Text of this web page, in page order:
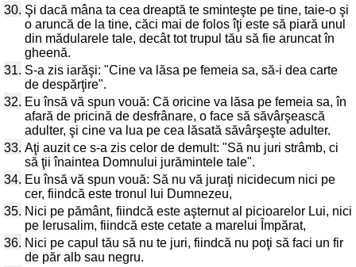
30. Şi dacă mâna ta cea dreaptă te sminteşte pe tine, taie-o şi
o aruncă de la tine, căci mai de folos îţi este să piară unul
din mădularele tale, decât tot trupul tău să fie aruncat în
gheenă.
31. S-a zis iarăşi: "Cine va lăsa pe femeia sa, să-i dea carte
de despărţire".
32. Eu însă vă spun vouă: Că oricine va lăsa pe femeia sa, în
afară de pricină de desfrânare, o face să săvârşească
adulter, şi cine va lua pe cea lăsată săvârşeşte adulter.
33. Aţi auzit ce s-a zis celor de demult: "Să nu juri strâmb, ci
să ţii înaintea Domnului jurămintele tale".
34. Eu însă vă spun vouă: Să nu vă juraţi nicidecum nici pe
cer, fiindcă este tronul lui Dumnezeu,
35. Nici pe pământ, fiindcă este aşternut al picioarelor Lui, nici
pe Ierusalim, fiindcă este cetate a marelui Împărat,
36. Nici pe capul tău să nu te juri, fiindcă nu poţi să faci un fir
de păr alb sau negru.